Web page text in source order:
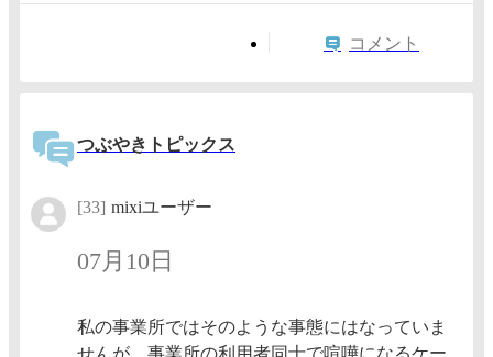
コメント
つぶやきトピックス
[33] mixiユーザー
07月10日
私の事業所ではそのような事態にはなっていま
せんが、事業所の利用者同士で喧嘩になるケー